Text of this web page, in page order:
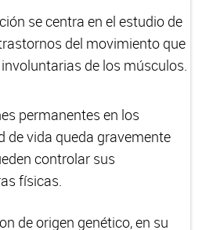
se centra en el estudio de
del movimiento que
de los músculos.
permanentes en los
de vida queda gravemente
controlar sus
físicas.
de origen genético, en su